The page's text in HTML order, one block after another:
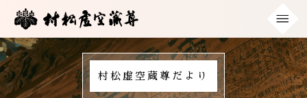
村松虚空蔵尊だより